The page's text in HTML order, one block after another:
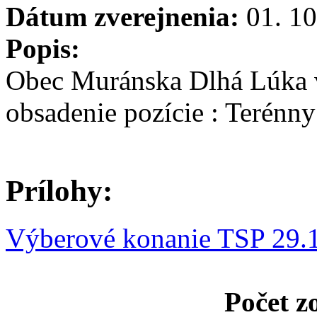
Dátum zverejnenia: 01.
Popis:
Obec Muránska Dlhá
obsadenie pozície :
Prílohy:
Výberové konanie TSP
Počet